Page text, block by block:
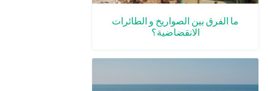
ما الفرق بين الصواريخ و الطائرات
الانقضاضية؟